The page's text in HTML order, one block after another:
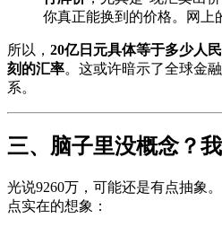
你真正能换到的价格。网上
所以， 20亿日元具体等于多少人
刻的汇率。这或许暗示了全球金
系。
三、脑子里没概念？
光说9260万，可能还是有点抽象
点实在的想象：